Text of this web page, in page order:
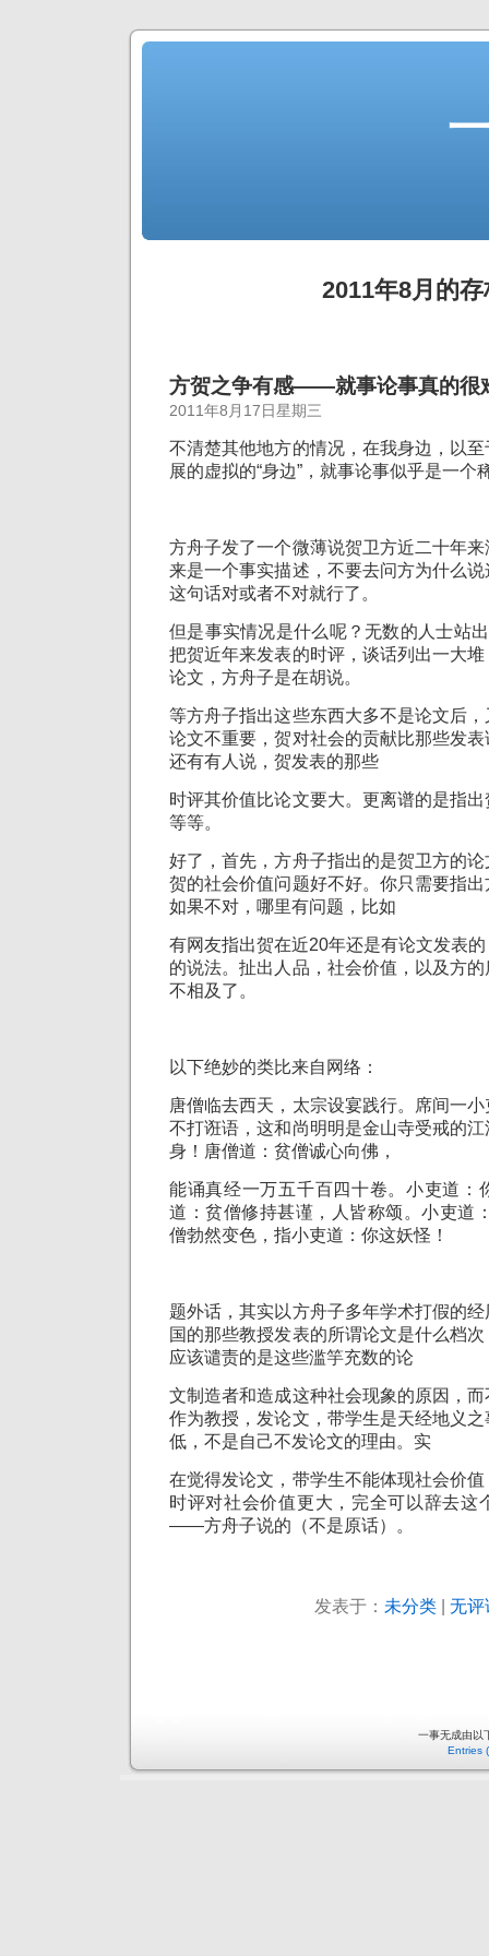
2011年8月的存
方贺之争有感——就事论事真的很
2011年8月17日星期三
不清楚其他地方的情况，在我身边，以
展的虚拟的“身边”，就事论事似乎是一个
方舟子发了一个微薄说贺卫方近二十年
来是一个事实描述，不要去问方为什么
这句话对或者不对就行了。
但是事实情况是什么呢？无数的人士站
把贺近年来发表的时评，谈话列出一大
论文，方舟子是在胡说。
等方舟子指出这些东西大多不是论文后
论文不重要，贺对社会的贡献比那些发
还有有人说，贺发表的那些
时评其价值比论文要大。更离谱的是指
等等。
好了，首先，方舟子指出的是贺卫方的
贺的社会价值问题好不好。你只需要指
如果不对，哪里有问题，比如
有网友指出贺在近20年还是有论文发表
的说法。扯出人品，社会价值，以及方
不相及了。
以下绝妙的类比来自网络：
唐僧临去西天，太宗设宴践行。席间一
不打诳语，这和尚明明是金山寺受戒的
身！唐僧道：贫僧诚心向佛，
能诵真经一万五千百四十卷。小吏道：
道：贫僧修持甚谨，人皆称颂。小吏道
僧勃然变色，指小吏道：你这妖怪！
题外话，其实以方舟子多年学术打假的
国的那些教授发表的所谓论文是什么档
应该谴责的是这些滥竽充数的论
文制造者和造成这种社会现象的原因，
作为教授，发论文，带学生是天经地义
低，不是自己不发论文的理由。实
在觉得发论文，带学生不能体现社会价
时评对社会价值更大，完全可以辞去这
——方舟子说的（不是原话）。
发表于： 未分类| 无评
一事无成由以
Entries